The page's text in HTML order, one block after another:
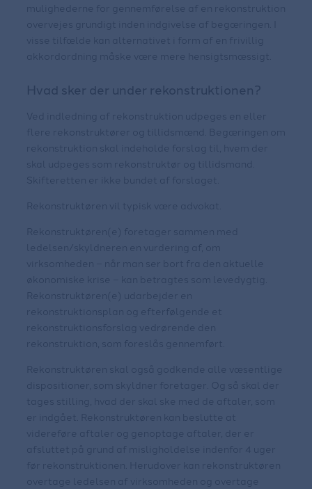
mulighederne for gennemførelse af en rekonstruktion
overvejes grundigt inden indgivelse af begæringen. I
visse tilfælde kan alternativet i form af en frivillig
akkordordning måske være mere hensigtsmæssigt.
Hvad sker der under rekonstruktionen?
Ved indledning af rekonstruktion udpeges en eller
flere rekonstruktører og tillidsmænd. Begæringen om
rekonstruktion skal indeholde forslag til, hvem der
skal udpeges som rekonstruktør og tillidsmand.
Skifteretten er ikke bundet af forslaget.
Rekonstruktøren vil typisk være advokat.
Rekonstruktøren(e) foretager sammen med
ledelsen/skyldneren en vurdering af, om
virksomheden – når man ser bort fra den aktuelle
økonomiske krise – kan betragtes som levedygtig.
Rekonstruktøren(e) udarbejder en
rekonstruktionsplan og efterfølgende et
rekonstruktionsforslag vedrørende den
rekonstruktion, som foreslås gennemført.
Rekonstruktøren skal også godkende alle væsentlige
dispositioner, som skyldner foretager. Og så skal der
tages stilling, hvad der skal ske med de aftaler, som
er indgået. Rekonstruktøren kan beslutte at
videreføre aftaler og genoptage aftaler, der er
afsluttet på grund af misligholdelse indenfor 4 uger
før rekonstruktionen. Herudover kan rekonstruktøren
overtage ledelsen af virksomheden og overtage